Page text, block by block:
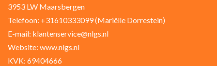
3953 LW Maarsbergen
Telefoon: +31610333099 (Mariëlle Dorrestein)
E-mail: klantenservice@nlgs.nl
Website: www.nlgs.nl
KVK: 69404666